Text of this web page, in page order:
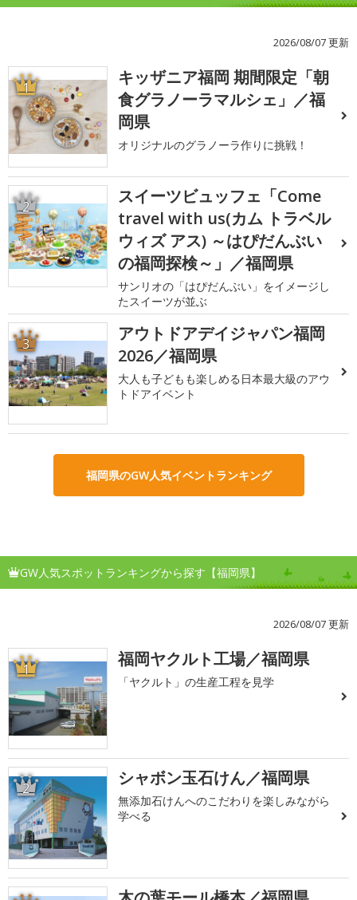
2026/08/07 更新
1
キッザニア福岡 期間限定「朝
食グラノーラマルシェ」／福
岡県
オリジナルのグラノーラ作りに挑戦！
2
スイーツビュッフェ「Come
travel with us(カム トラベル
ウィズ アス) ～はぴだんぶい
の福岡探検～」／福岡県
サンリオの「はぴだんぶい」をイメージし
たスイーツが並ぶ
3
アウトドアデイジャパン福岡
2026／福岡県
大人も子どもも楽しめる日本最大級のアウ
トドアイベント
福岡県のGW人気イベントランキング
GW人気スポットランキングから探す【福岡県】
2026/08/07 更新
1 福岡ヤクルト工場／福岡県
「ヤクルト」の生産工程を見学
2 シャボン玉石けん／福岡県
無添加石けんへのこだわりを楽しみながら
学べる